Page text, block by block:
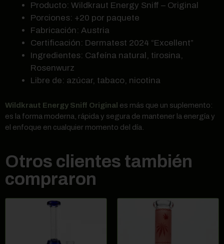
Producto: Wildkraut Energy Sniff – Original
Porciones: +20 por paquete
Fabricación: Austria
Certificación: Dermatest 2024 “Excellent”
Ingredientes: Cafeína natural, tirosina,
Rosenwurz
Libre de: azúcar, tabaco, nicotina
Wildkraut Energy Sniff Original es más que un suplemento:
es la forma moderna, rápida y segura de mantener la energía y
el enfoque en cualquier momento del día.
Otros clientes también
compraron